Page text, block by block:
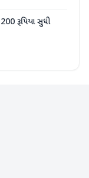
રૂપિયા સુધી